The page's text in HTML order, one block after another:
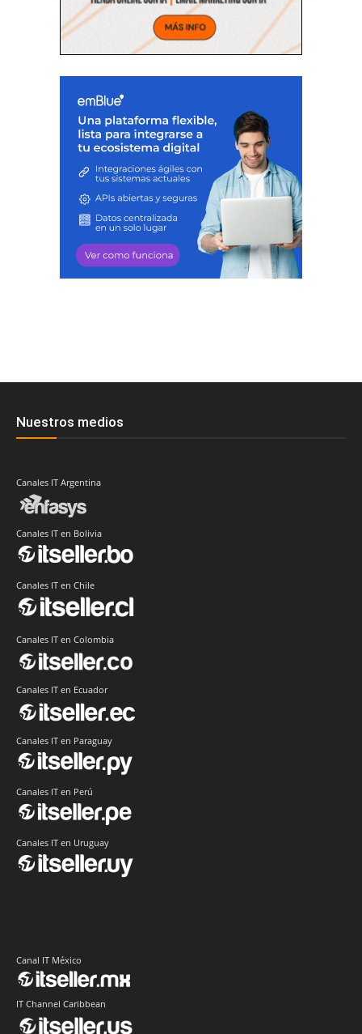
Nuestros medios
Canales IT Argentina
Canales IT en Bolivia
Canales IT en Chile
Canales IT en Colombia
Canales IT en Ecuador
Canales IT en Paraguay
Canales IT en Perú
Canales IT en Uruguay
Canal IT México
IT Channel Caribbean